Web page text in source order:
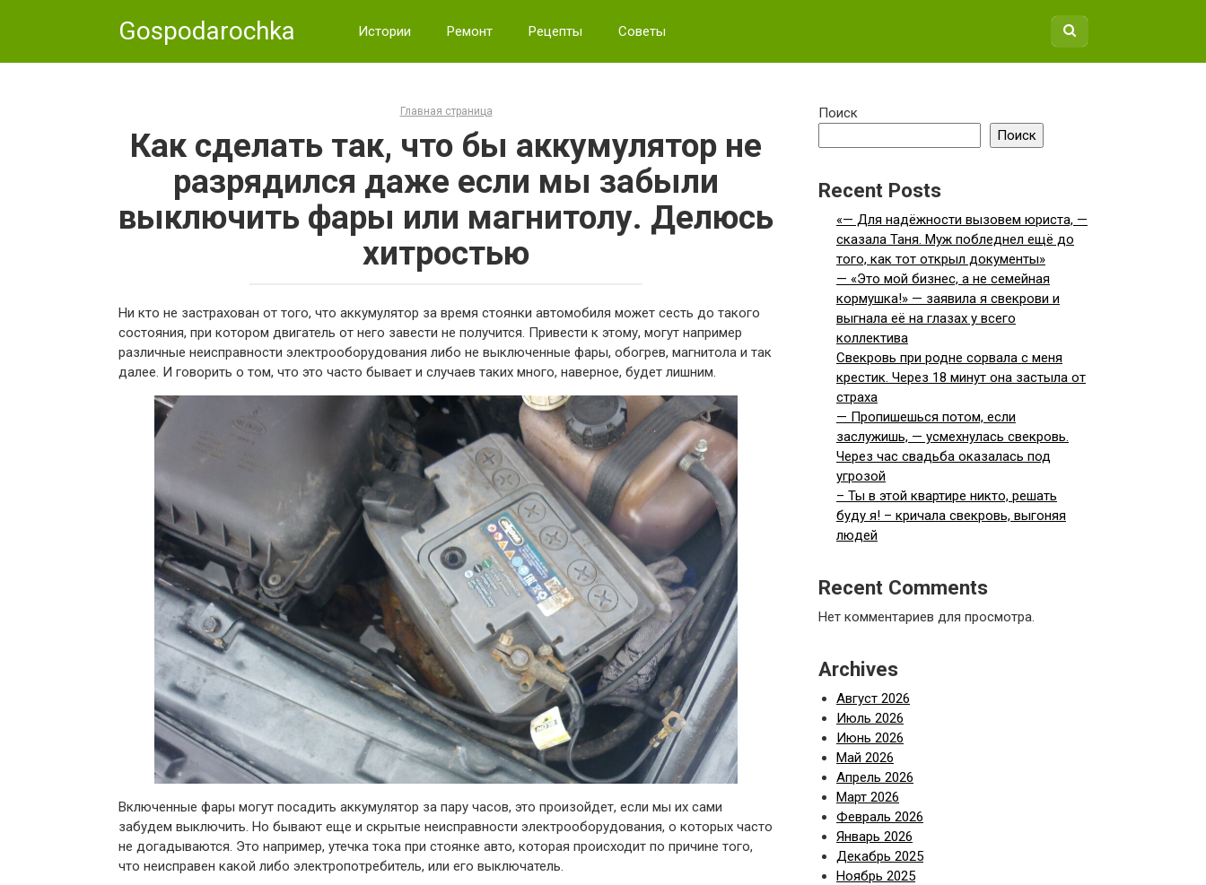
Gospodarochka Истории Ремонт Рецепты Советы
Главная страница
Как сделать так, что бы аккумулятор не
разрядился даже если мы забыли
выключить фары или магнитолу. Делюсь
хитростью
Ни кто не застрахован от того, что аккумулятор за время стоянки автомобиля может сесть до такого
состояния, при котором двигатель от него завести не получится. Привести к этому, могут например
различные неисправности электрооборудования либо не выключенные фары, обогрев, магнитола и так
далее. И говорить о том, что это часто бывает и случаев таких много, наверное, будет лишним.
Включенные фары могут посадить аккумулятор за пару часов, это произойдет, если мы их сами
забудем выключить. Но бывают еще и скрытые неисправности электрооборудования, о которых часто
не догадываются. Это например, утечка тока при стоянке авто, которая происходит по причине того,
что неисправен какой либо электропотребитель, или его выключатель.
Поиск
Поиск
Recent Posts
«— Для надёжности вызовем юриста, —
сказала Таня. Муж побледнел ещё до
того, как тот открыл документы»
— «Это мой бизнес, а не семейная
кормушка!» — заявила я свекрови и
выгнала её на глазах у всего
коллектива
Свекровь при родне сорвала с меня
крестик. Через 18 минут она застыла от
страха
— Пропишешься потом, если
заслужишь, — усмехнулась свекровь.
Через час свадьба оказалась под
угрозой
– Ты в этой квартире никто, решать
буду я! – кричала свекровь, выгоняя
людей
Recent Comments
Нет комментариев для просмотра.
Archives
Август 2026
Июль 2026
Июнь 2026
Май 2026
Апрель 2026
Март 2026
Февраль 2026
Январь 2026
Декабрь 2025
Ноябрь 2025